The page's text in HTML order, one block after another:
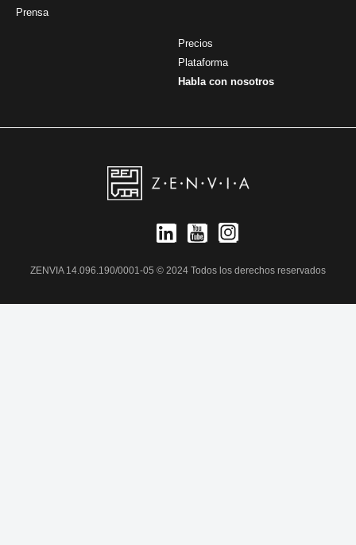
Prensa
Precios
Plataforma
Habla con nosotros
ZENVIA 14.096.190/0001-05 © 2024 Todos los derechos reservados